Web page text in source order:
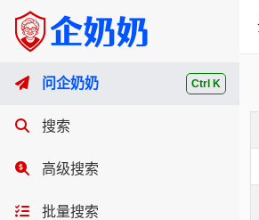
Ctrl K
问企奶奶
搜索
高级搜索
批量搜索